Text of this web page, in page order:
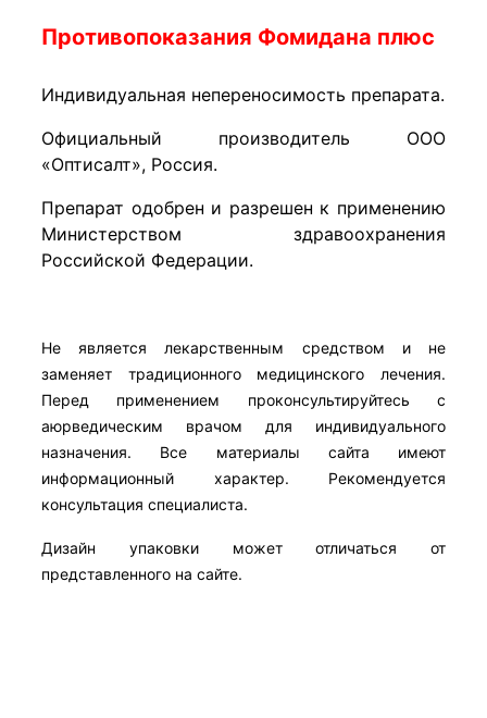
Противопоказания Фомидана плюс
Индивидуальная непереноси­мость препарата.
Официальный производитель ООО
«Оптисалт», Россия.
Препарат одобрен и разрешен к применению
Ми­нистерством здравоохранения
Российской Федерации.
Не является лекарственным средством и не
заменяет традиционного медицинского лечения.
Перед применением проконсультируйтесь с
аюрведическим врачом для индивидуального
назначения. Все материалы сайта имеют
информационный характер. Рекомендуется
консультация специалиста.
Дизайн упаковки может отличаться от
представленного на сайте.